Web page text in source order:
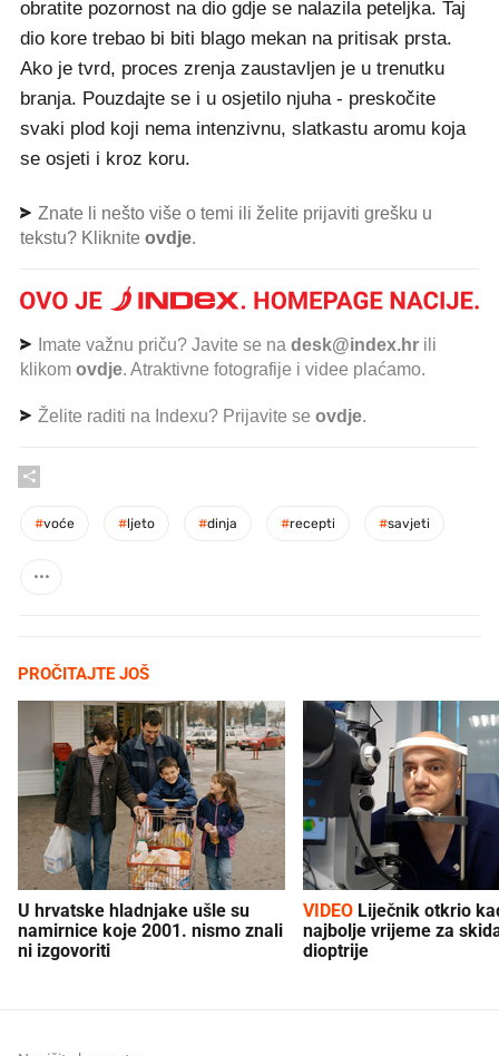
obratite pozornost na dio gdje se nalazila peteljka. Taj
dio kore trebao bi biti blago mekan na pritisak prsta.
Ako je tvrd, proces zrenja zaustavljen je u trenutku
branja. Pouzdajte se i u osjetilo njuha - preskočite
svaki plod koji nema intenzivnu, slatkastu aromu koja
se osjeti i kroz koru.
Znate li nešto više o temi ili želite prijaviti grešku u
tekstu? Kliknite ovdje.
Imate važnu priču? Javite se na desk@index.hr ili
klikom ovdje. Atraktivne fotografije i videe plaćamo.
Želite raditi na Indexu? Prijavite se ovdje.
#voće #ljeto #dinja #recepti #savjeti
PROČITAJTE JOŠ
U hrvatske hladnjake ušle su
namirnice koje 2001. nismo znali
ni izgovoriti
VIDEO
najbolje vrijeme za
dioptrije